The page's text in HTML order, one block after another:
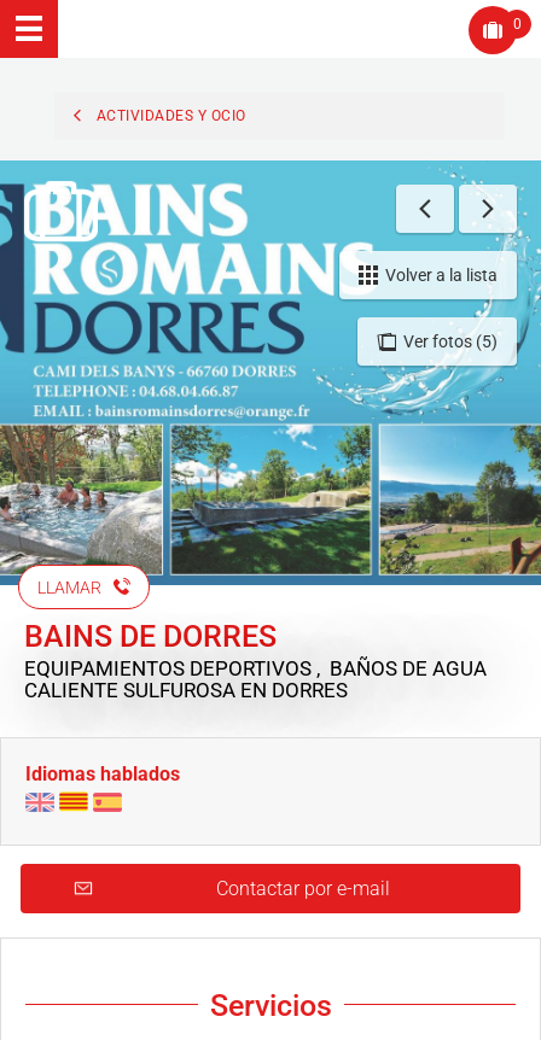
0
ACTIVIDADES Y OCIO
Ver fotos (5)
Volver a la lista
LLAMAR
BAINS DE DORRES
EQUIPAMIENTOS DEPORTIVOS , BAÑOS DE AGUA
CALIENTE SULFUROSA EN DORRES
Idiomas hablados
Contactar por e-mail
Servicios